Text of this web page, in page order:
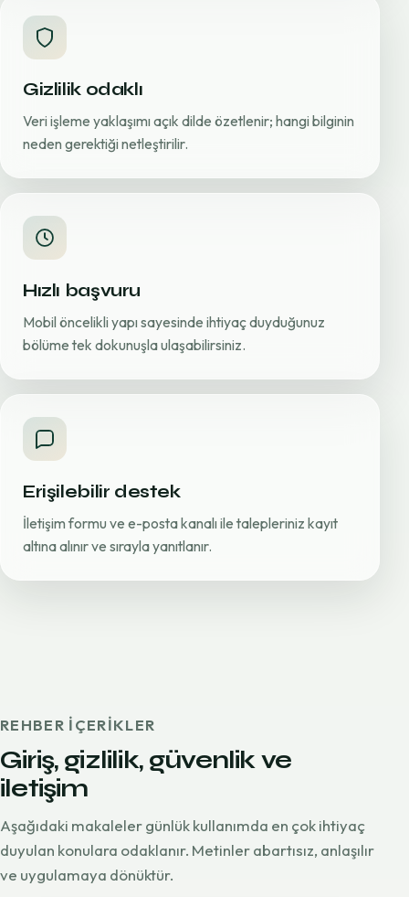
Gizlilik odaklı
Veri işleme yaklaşımı açık dilde özetlenir; hangi bilginin
neden gerektiği netleştirilir.
Hızlı başvuru
Mobil öncelikli yapı sayesinde ihtiyaç duyduğunuz
bölüme tek dokunuşla ulaşabilirsiniz.
Erişilebilir destek
İletişim formu ve e-posta kanalı ile talepleriniz kayıt
altına alınır ve sırayla yanıtlanır.
REHBER IÇERIKLER
Giriş, gizlilik, güvenlik ve
iletişim
Aşağıdaki makaleler günlük kullanımda en çok ihtiyaç
duyulan konulara odaklanır. Metinler abartısız, anlaşılır
ve uygulamaya dönüktür.